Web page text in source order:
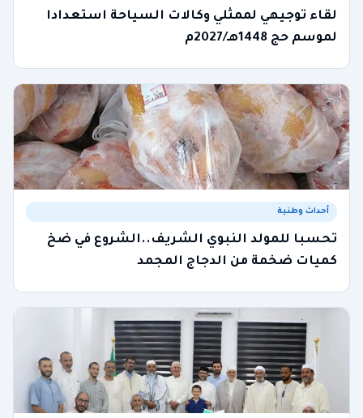
لقاء توجيهي لممثلي وكالات السياحة استعدادا
لموسم حج 1448هـ/2027م
أحداث وطنية
تحسبا للمولد النبوي الشريف..الشروع في ضخ
كميات ضخمة من الدجاج المجمد